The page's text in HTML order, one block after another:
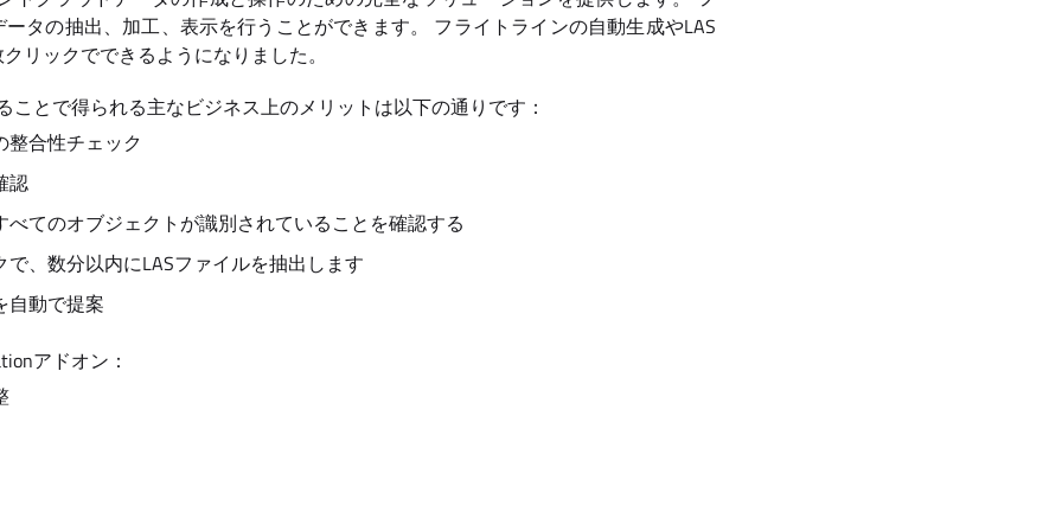
タの抽出、加工、表示を行うことができます。 フライトラインの自動生成やLAS
リックでできるようになりました。
ことで得られる主なビジネス上のメリットは以下の通りです：
整合性チェック
認
べてのオブジェクトが識別されていることを確認する
、数分以内にLASファイルを抽出します
自動で提案
アドオン：